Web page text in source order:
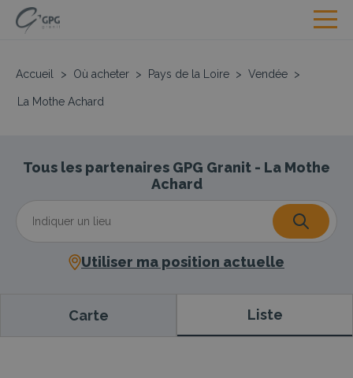
Accueil > Où acheter > Pays de la Loire > Vendée >
La Mothe Achard
Tous les partenaires GPG Granit - La Mothe
Achard
Utiliser ma position actuelle
Carte Liste